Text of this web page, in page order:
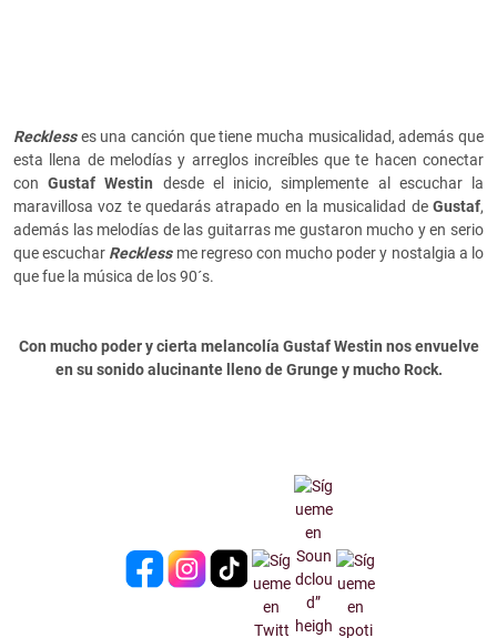
Recklesses una canción que tiene mucha musicalidad, además que
esta llena de melodías y arreglos increíbles que te hacen conectar
con Gustaf Westin desde el inicio, simplemente al escuchar la
maravillosa voz te quedarás atrapado en la musicalidad de Gustaf,
además las melodías de las guitarras me gustaron mucho y en serio
que escuchar Reckless me regreso con mucho poder y nostalgia a lo
que fue la música de los 90´s.
Con mucho poder y cierta melancolía Gustaf Westin nos envuelve
en su sonido alucinante lleno de Grunge y mucho Rock.